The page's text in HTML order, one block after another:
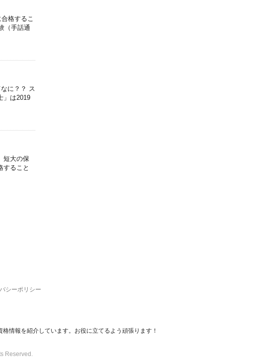
格するこ
（手話通
に？？ ス
」は2019
短大の保
すること
シーポリシー
情報を紹介しています。お役に立てるよう頑張ります！
Reserved.